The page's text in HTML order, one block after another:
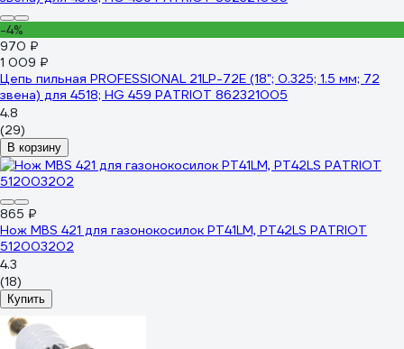
-4%
970 ₽
1 009 ₽
Цепь пильная PROFESSIONAL 21LP-72E (18"; 0.325; 1.5 мм; 72
звена) для 4518; HG 459 PATRIOT 862321005
4.8
(29)
В корзину
865 ₽
Нож MBS 421 для газонокосилок PT41LM, PT42LS PATRIOT
512003202
4.3
(18)
Купить